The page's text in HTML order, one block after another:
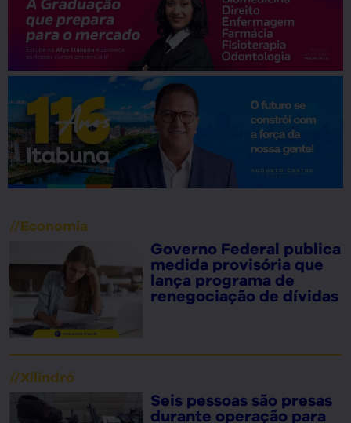
//Economia
Governo Federal publica
medida provisória que
lança programa de
renegociação de dívidas
//Xilindró
Seis pessoas são presas
durante operação para